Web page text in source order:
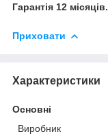
Гарантія 12 місяців.
Приховати
Характеристики
Основні
Виробник